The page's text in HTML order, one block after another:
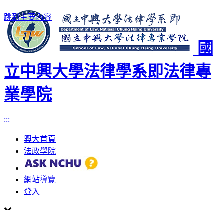
跳到主要內容
國
立中興大學法律學系即法律專
業學院
:::
興大首頁
法政學院
網站導覽
登入